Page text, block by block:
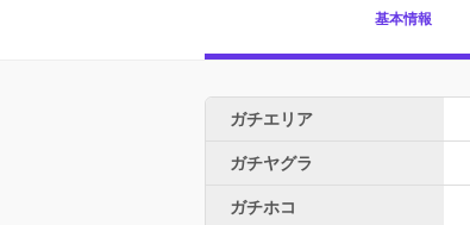
基本情報
ガチエリア
ガチヤグラ
ガチホコ